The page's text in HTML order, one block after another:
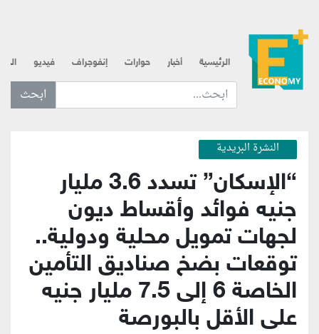
الرئيسية أخبار حوارات إنفوجراف فيديو
ابحث عن... :
النشرة البريدية
“الإسكان” تسدد 3.6 مليار
جنيه فوائد وأقساط ديون
لجهات تمويل محلية ودولية..
توقعات بضخ صناديق التأمين
الخاصة 6 إلى 7.5 مليار جنيه
على الأقل بالبورصة